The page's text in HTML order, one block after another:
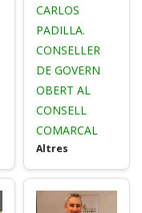
CARLOS
PADILLA.
CONSELLER
DE GOVERN
OBERT AL
CONSELL
COMARCAL
Altres